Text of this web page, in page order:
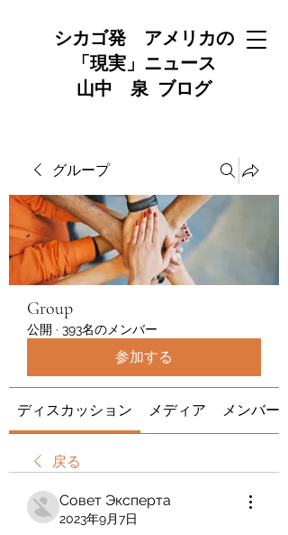
シカゴ発 アメリカの
「現実」ニュース
山中 泉 ブログ
グループ
Group
公開 · 393名のメンバー
参加する
ディスカッション メディア メンバー
戻る
Совет Эксперта
2023年9月7日